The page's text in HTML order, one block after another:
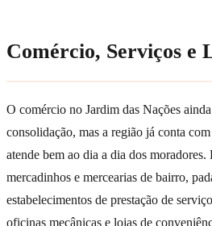
Comércio, Serviços e
O comércio no Jardim das Nações
consolidação, mas a região já conta
atende bem ao dia a dia dos
mercadinhos e mercearias de bairro,
estabelecimentos de prestação de
oficinas mecânicas e lojas de